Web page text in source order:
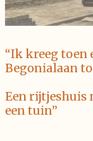
“Ik kreeg toen
Begonialaan
Een rijtjeshuis
een tuin”